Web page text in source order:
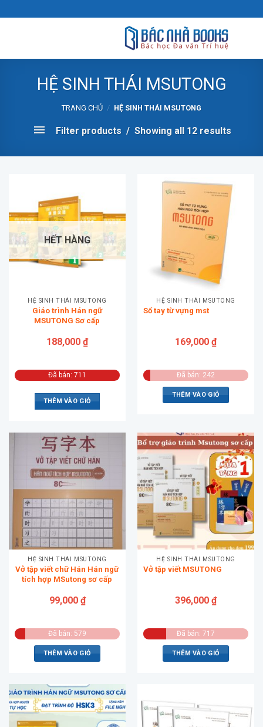
to
HỆ SINH THÁI MSUTONG
TRANG CHỦ / HỆ SINH THÁI MSUTONG
Filter products Showing all 12 results
HẾT HÀNG
HỆ SINH THÁI MSUTONG
Giáo trình Hán ngữ
MSUTONG Sơ cấp
188,000 ₫
Đã bán: 711
THÊM VÀO GIỎ
HỆ SINH THÁI MSUTONG
Sổ tay từ vựng mst
169,000 ₫
Đã bán: 242
THÊM VÀO GIỎ
HỆ SINH THÁI MSUTONG
Vở tập viết chữ Hán Hán ngữ
tích hợp MSutong sơ cấp
99,000 ₫
Đã bán: 579
THÊM VÀO GIỎ
HỆ SINH THÁI MSUTONG
Vở tập viết MSUTONG
396,000 ₫
Đã bán: 717
THÊM VÀO GIỎ